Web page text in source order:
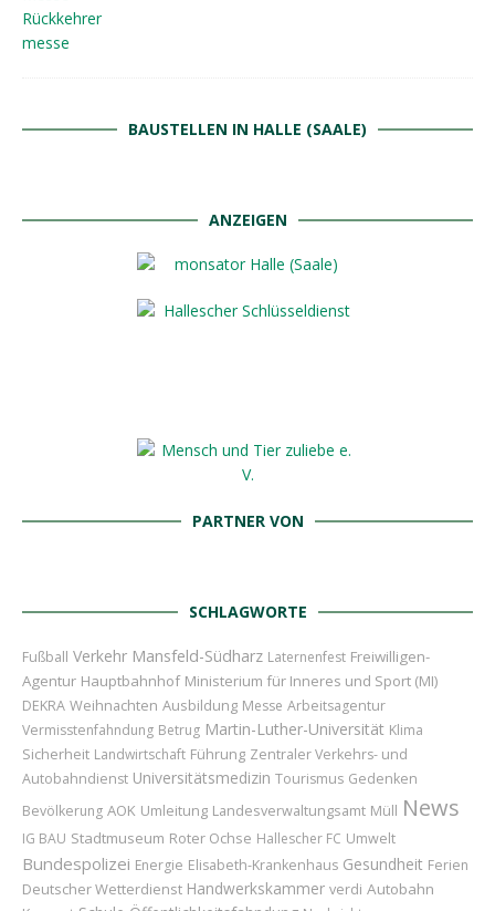
BAUSTELLEN IN HALLE (SAALE)
ANZEIGEN
PARTNER VON
SCHLAGWORTE
Fußball Verkehr Mansfeld-Südharz Laternenfest Freiwilligen-
Agentur Hauptbahnhof Ministerium für Inneres und Sport (MI)
DEKRA Weihnachten Ausbildung Messe Arbeitsagentur
Vermisstenfahndung Betrug Martin-Luther-Universität Klima
Sicherheit Landwirtschaft Führung Zentraler Verkehrs- und
Autobahndienst Universitätsmedizin Tourismus Gedenken
Bevölkerung AOK Umleitung Landesverwaltungsamt Müll News
IG BAU Stadtmuseum Roter Ochse Hallescher FC Umwelt
Bundespolizei Energie Elisabeth-Krankenhaus Gesundheit Ferien
Deutscher Wetterdienst Handwerkskammer verdi Autobahn